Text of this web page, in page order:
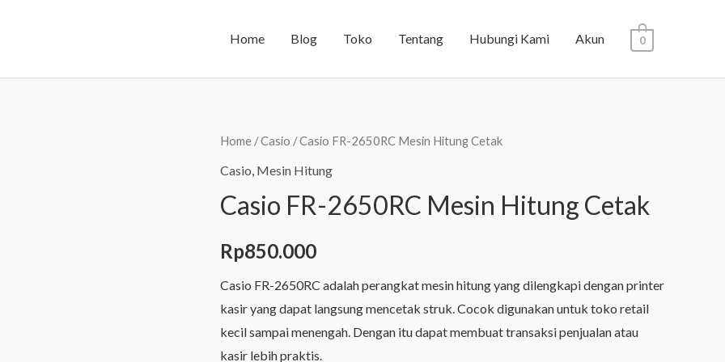
Home Blog Toko Tentang Hubungi Kami Akun 0
Home /Casio / Casio FR-2650RC Mesin Hitung Cetak
Casio Mesin Hitung
Casio FR-2650RC Mesin Hitung Cetak
Rp850.000
Casio FR-2650RC adalah perangkat mesin hitung yang dilengkapi dengan printer
kasir yang dapat langsung mencetak struk. Cocok digunakan untuk toko retail
kecil sampai menengah. Dengan itu dapat membuat transaksi penjualan atau
kasir lebih praktis.